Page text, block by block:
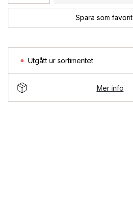
Spara som favorit
Utgått ur sortimentet
Mer info